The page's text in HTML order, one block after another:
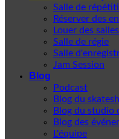
Salle de
Réserver des
Louer des
Salle de régie
Salle
Jam Session
Blog
Podcast
Blog du
Blog du studio
Blog des
L'équipe